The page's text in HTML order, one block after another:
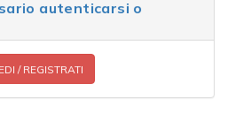
autenticarsi o
/ REGISTRATI